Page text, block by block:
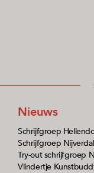
Nieuws
Schrijfgroep
Schrijfgroep
Try-out schrijfgroep
Vlindertje